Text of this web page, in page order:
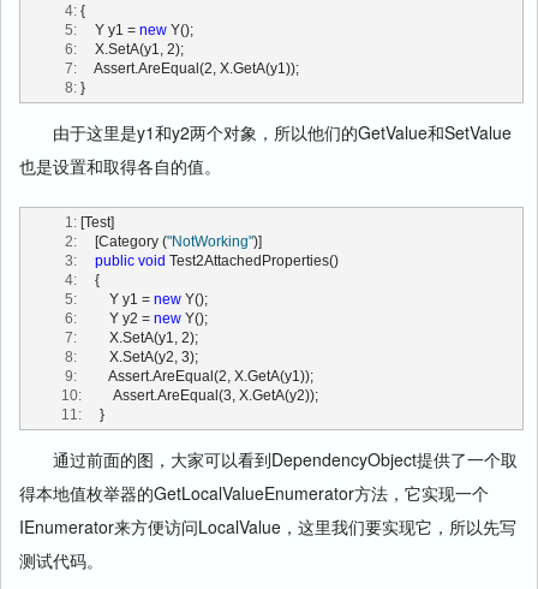
135:
         {
136:
return Register(name, propertyType, ownerType,
137:
         }
138:
139:
//注册依赖属性（参数：依赖属性名、依赖属性的Type、拥有者
140:
public static DependencyProperty Register(string name, Type
propertyType, Type ownerType,
141:
                               PropertyMetadata typeMetadata)
143:
typeMetadata,
null);
144:
         }
145:
146:
//注册依赖属性（参数：依赖属性名、依赖属性的Type、拥有者
的Type、元数据、验证回调委托）
147:
public static DependencyProperty Register(
propertyType, Type ownerType,
148:
                               PropertyMetadata typeMetadata,
149:
                               ValidateValueCallback validateValueCallback)
150:
         {
151:
if (typeMetadata == null)
153:
154:
             DependencyProperty dp =
DependencyProperty(false, name, propertyType, ownerType,
155:
                                        typeMetadata, validateValueCallback);
             DependencyObject.register(ownerType, dp);
157:
   4:
{
   5:
     Y y1 =
new Y();
   6:
     X.SetA(y1, 2);
   7:
     Assert.AreEqual(2, X.GetA(y1));
   8:
}
由于这里是y1和y2两个对象，所以他们的GetValue和SetValue
也是设置和取得各自的值。
   1:
[Test]
   2:
     [Category (
"NotWorking")]
   3:
public void Test2AttachedProperties()
   4:
     {
   5:
         Y y1 =
new Y();
   6:
         Y y2 =
new Y();
   7:
         X.SetA(y1, 2);
   8:
         X.SetA(y2, 3);
   9:
         Assert.AreEqual(2, X.GetA(y1));
  10:
         Assert.AreEqual(3, X.GetA(y2));
  11:
     }
通过前面的图，大家可以看到DependencyObject提供了一个取
得本地值枚举器的GetLocalValueEnumerator方法，它实现一个
IEnumerator来方便访问LocalValue，这里我们要实现它，所以先写
测试代码。